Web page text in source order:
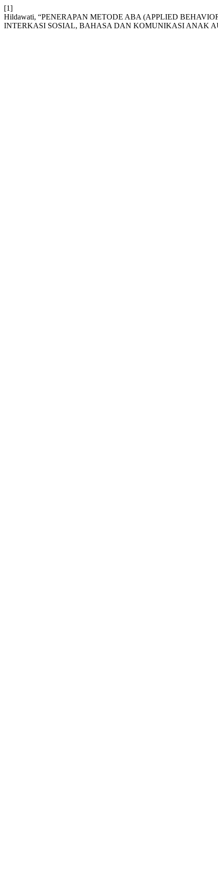
[1]
Hildawati, “PENERAPAN METODE ABA (APPLIED
INTERKASI SOSIAL, BAHASA DAN KOMUNIKASI ANAK